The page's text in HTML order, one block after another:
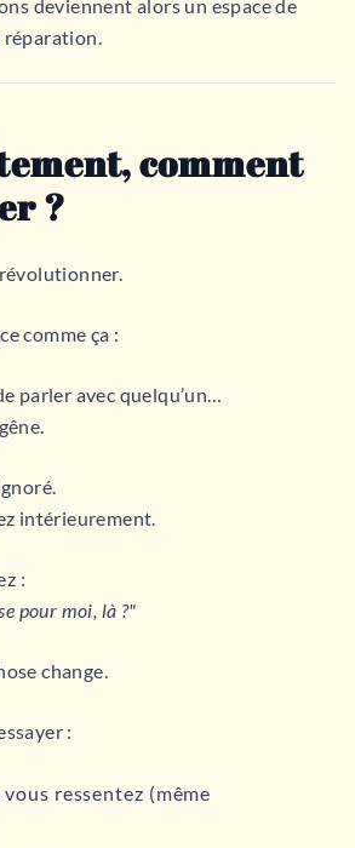
deviennent alors un espace de
réparation.
comment
?
comme ça :
parler avec quelqu’un…
intérieurement.
:
pour moi, là ?"
change.
:
ressentez (même